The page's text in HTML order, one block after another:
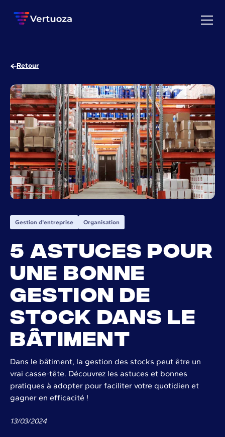
Retour
Gestion d'entreprise Organisation
5 astuces pour
une bonne
gestion de
stock dans le
bâtiment
Dans le bâtiment, la gestion des stocks peut être un
vrai casse-tête. Découvrez les astuces et bonnes
pratiques à adopter pour faciliter votre quotidien et
gagner en efficacité !
13/03/2024